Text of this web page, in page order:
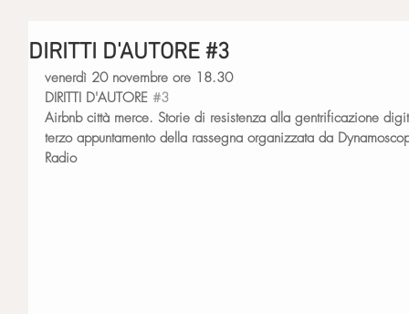
DIRITTI D'AUTORE #3
venerdì 20 novembre ore 18.30
DIRITTI D'AUTORE #3
Airbnb città merce. Storie di resistenza alla gentrificazione
terzo appuntamento della rassegna organizzata da
Radio